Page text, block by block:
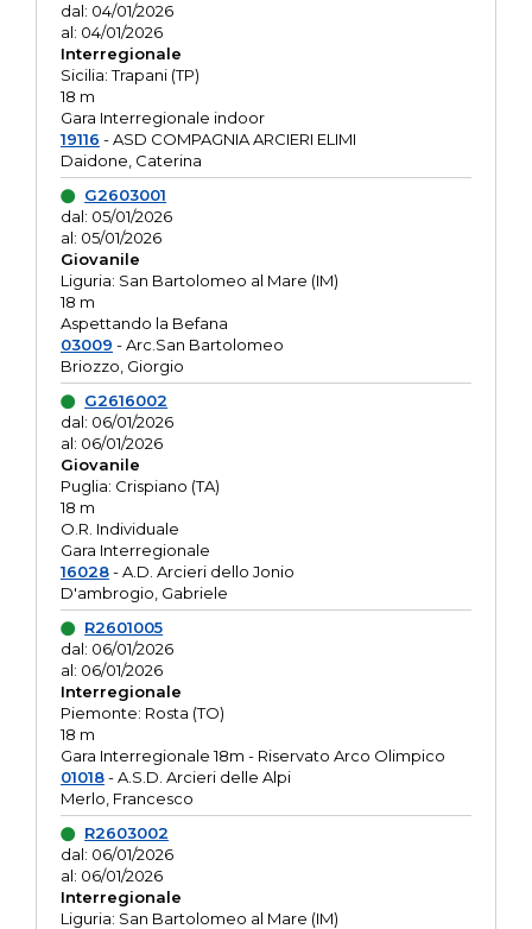
dal: 04/01/2026
al: 04/01/2026
Interregionale
Sicilia: Trapani (TP)
18 m
Gara Interregionale indoor
19116 - ASD COMPAGNIA ARCIERI ELIMI
Daidone, Caterina
G2603001
dal: 05/01/2026
al: 05/01/2026
Giovanile
Liguria: San Bartolomeo al Mare (IM)
18 m
Aspettando la Befana
03009 - Arc.San Bartolomeo
Briozzo, Giorgio
G2616002
dal: 06/01/2026
al: 06/01/2026
Giovanile
Puglia: Crispiano (TA)
18 m
O.R. Individuale
Gara Interregionale
16028- A.D. Arcieri dello Jonio
D'ambrogio, Gabriele
R2601005
dal: 06/01/2026
al: 06/01/2026
Interregionale
Piemonte: Rosta (TO)
18 m
Gara Interregionale 18m - Riservato Arco Olimpico
01018- A.S.D. Arcieri delle Alpi
Merlo, Francesco
R2603002
dal: 06/01/2026
al: 06/01/2026
Interregionale
Liguria: San Bartolomeo al Mare (IM)